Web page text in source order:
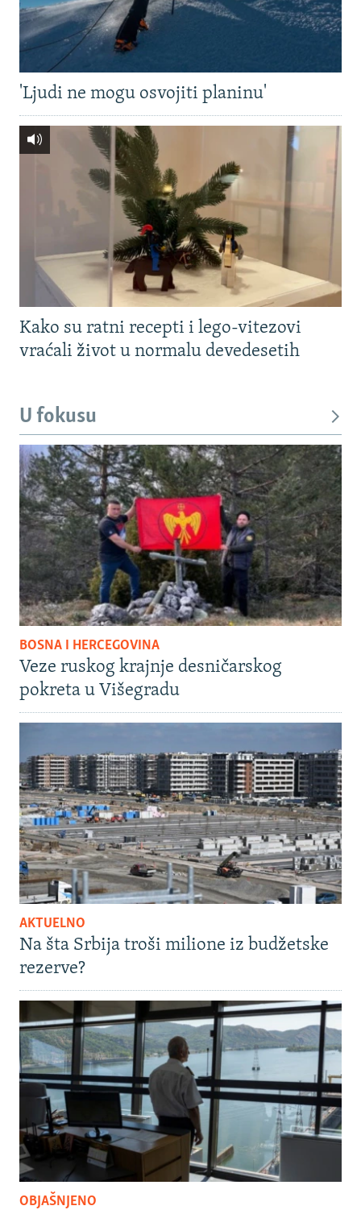
'Ljudi ne mogu osvojiti planinu'
Kako su ratni recepti i lego-vitezovi
vraćali život u normalu devedesetih
U fokusu
BOSNA I HERCEGOVINA
Veze ruskog krajnje desničarskog
pokreta u Višegradu
AKTUELNO
Na šta Srbija troši milione iz budžetske
rezerve?
OBJAŠNJENO